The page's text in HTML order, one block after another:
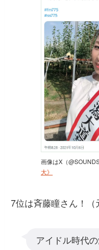
画像はX（
大》
7位は斉藤瞳さん！（
アイドル時代